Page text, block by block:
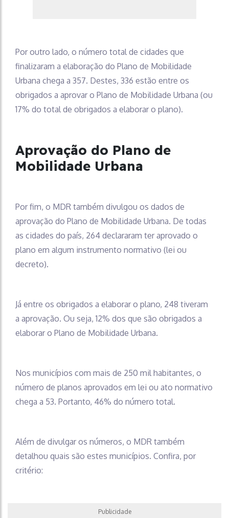
Por outro lado, o número total de cidades que
finalizaram a elaboração do Plano de Mobilidade
Urbana chega a 357. Destes, 336 estão entre os
obrigados a aprovar o Plano de Mobilidade Urbana (ou
17% do total de obrigados a elaborar o plano).
Aprovação do Plano de
Mobilidade Urbana
Por fim, o MDR também divulgou os dados de
aprovação do Plano de Mobilidade Urbana. De todas
as cidades do país, 264 declararam ter aprovado o
plano em algum instrumento normativo (lei ou
decreto).
Já entre os obrigados a elaborar o plano, 248 tiveram
a aprovação. Ou seja, 12% dos que são obrigados a
elaborar o Plano de Mobilidade Urbana.
Nos municípios com mais de 250 mil habitantes, o
número de planos aprovados em lei ou ato normativo
chega a 53. Portanto, 46% do número total.
Além de divulgar os números, o MDR também
detalhou quais são estes municípios. Confira, por
critério:
Publicidade